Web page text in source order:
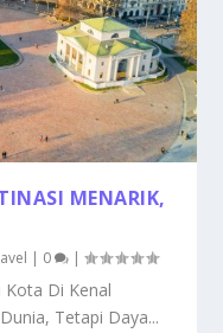
MENARIK,
| 0 |
Kota Di Kenal
Tetapi Daya...